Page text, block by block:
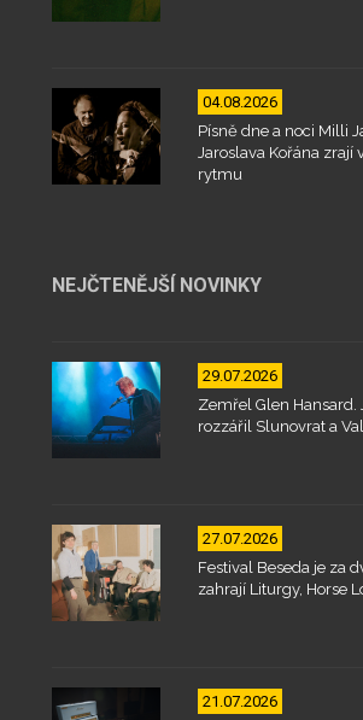
04.08.2026
Písně dne a noci Milli
Jaroslava Kořána zrají
rytmu
NEJČTENĚJŠÍ NOVINKY
29.07.2026
Zemřel Glen Hansard.
rozzářil Slunovrat a
27.07.2026
Festival Beseda je za
zahrají Liturgy, Horse
21.07.2026